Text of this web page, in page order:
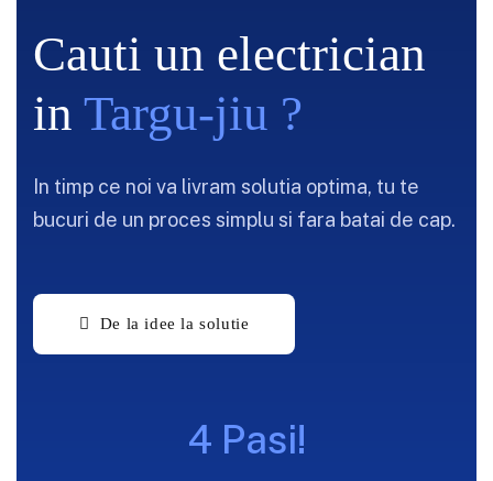
Cauti un electrician
in Targu-jiu ?
In timp ce noi va livram solutia optima, tu te
bucuri de un proces simplu si fara batai de cap.
4 Pasi!